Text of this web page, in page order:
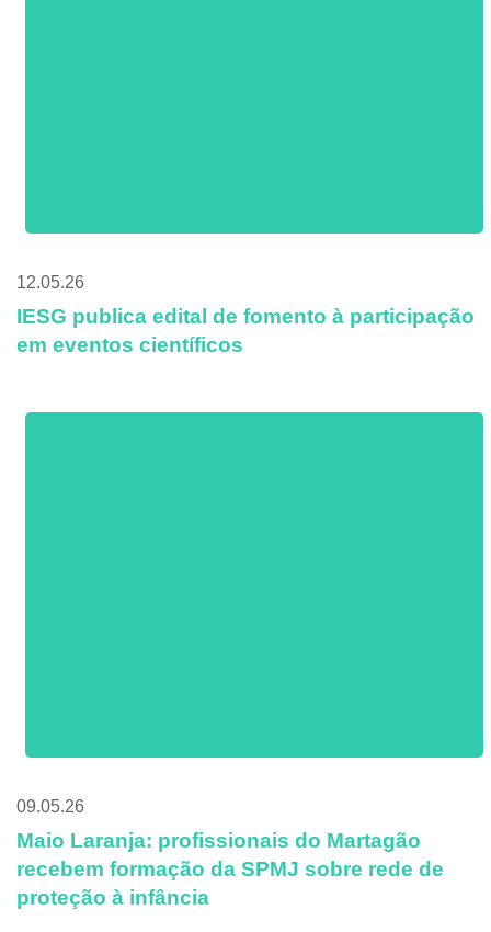
12.05.26
IESG publica edital de fomento à participação
em eventos científicos
09.05.26
Maio Laranja: profissionais do Martagão
recebem formação da SPMJ sobre rede de
proteção à infância